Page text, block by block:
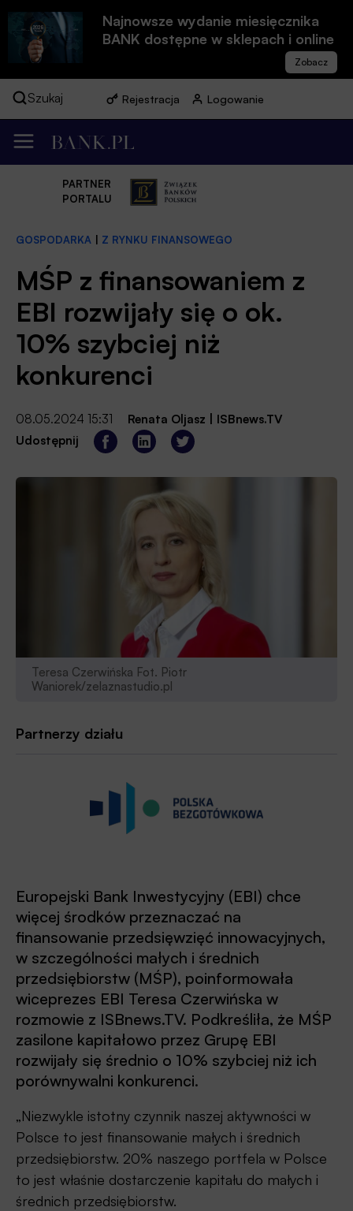
Najnowsze wydanie miesięcznika
BANK dostępne w sklepach i online
Szukaj Rejestracja Logowanie
PARTNER
PORTALU
GOSPODARKA Z RYNKU FINANSOWEGO
MŚP z finansowaniem z
EBI rozwijały się o ok.
10% szybciej niż
konkurenci
08.05.2024 15:31 Renata Oljasz
ISBnews.TV
Udostępnij
Teresa Czerwińska Fot. Piotr
Waniorek/zelaznastudio.pl
Partnerzy działu
Europejski Bank Inwestycyjny (EBI) chce
więcej środków przeznaczać na
finansowanie przedsięwzięć innowacyjnych,
w szczególności małych i średnich
przedsiębiorstw (MŚP), poinformowała
wiceprezes EBI Teresa Czerwińska w
rozmowie z ISBnews.TV. Podkreśliła, że MŚP
zasilone kapitałowo przez Grupę EBI
rozwijały się średnio o 10% szybciej niż ich
porównywalni konkurenci.
„Niezwykle istotny czynnik naszej aktywności w
Polsce to jest finansowanie małych i średnich
przedsiębiorstw. 20% naszego portfela w Polsce
to jest właśnie dostarczenie kapitału do małych i
średnich przedsiębiorstw.